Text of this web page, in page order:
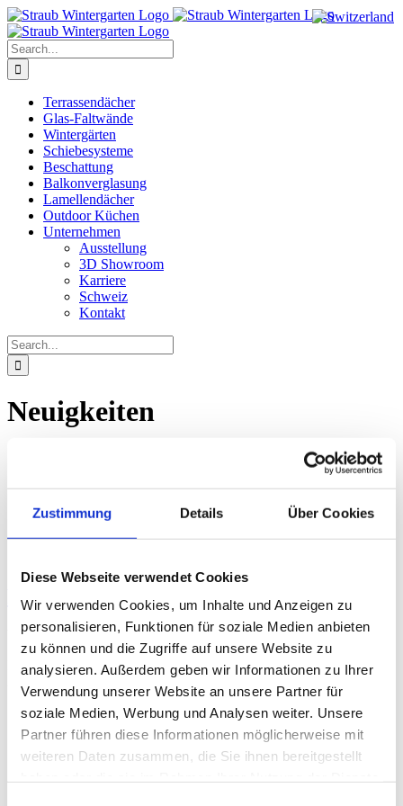
Zustimmung Details Über Cookies
Diese Webseite verwendet Cookies
Wir verwenden Cookies, um Inhalte und Anzeigen zu
personalisieren, Funktionen für soziale Medien anbieten
zu können und die Zugriffe auf unsere Website zu
analysieren. Außerdem geben wir Informationen zu Ihrer
Verwendung unserer Website an unsere Partner für
soziale Medien, Werbung und Analysen weiter. Unsere
Partner führen diese Informationen möglicherweise mit
weiteren Daten zusammen, die Sie ihnen bereitgestellt
Skip
to
content
Search
for:
Terrassendächer
Glas-Faltwände
Wintergärten
Schiebesysteme
Beschattung
Balkonverglasung
Lamellendächer
Outdoor Küchen
Unternehmen
Ausstellung
3D Showroom
Karriere
Schweiz
Kontakt
Search
for:
Neuigkeiten
Gallery
Für mehr Komfort und Qualität
Für mehr Komfort und Qualität
Wir freuen uns sehr, ein neues "Mitglied" in unseren Reihen [...]
Für mehr Komfort und QualitätStefan Straub2020-06-
29T17:52:07+02:00
Wir sind zertifiziert!
Gallery
Wir sind zertifiziert!